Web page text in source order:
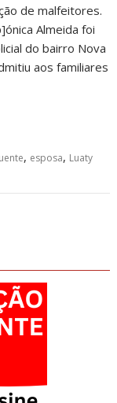
de malfeitores.
Almeida foi
do bairro Nova
aos familiares
, esposa, Luaty